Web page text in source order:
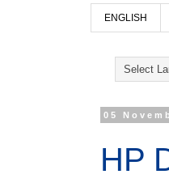
ENGLISH
05
HP